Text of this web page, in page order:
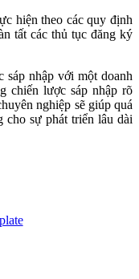
hiện theo các quy định
tất các thủ tục đăng ký
sáp nhập với một doanh
chiến lược sáp nhập rõ
nghiệp sẽ giúp quá
cho sự phát triển lâu dài